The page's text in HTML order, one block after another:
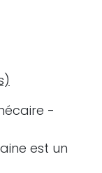
-
est un